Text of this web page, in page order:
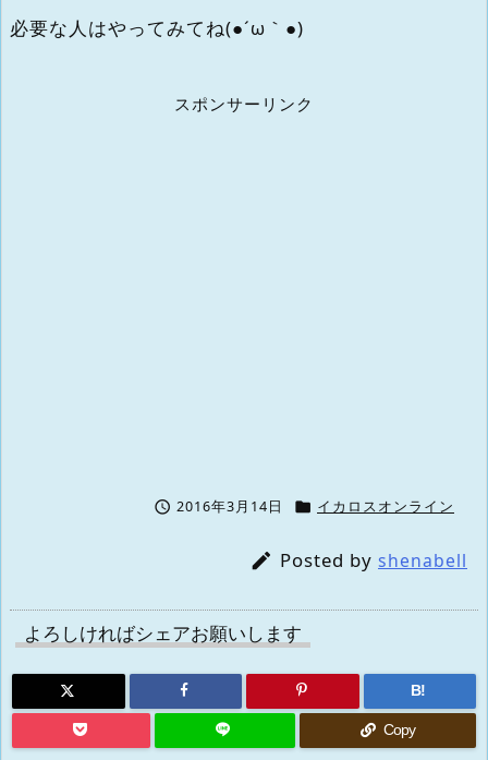
必要な人はやってみてね(●´ω｀●)
スポンサーリンク
 2016年3月14日  イカロスオンライン
 Posted by shenabell
よろしければシェアお願いします
B!
Copy